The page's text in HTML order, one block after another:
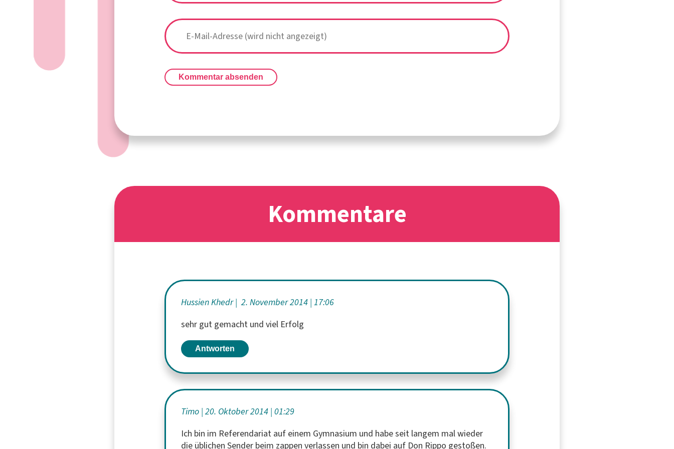
Kommentar absenden
Kommentare
Hussien Khedr 2. November 2014 17:06
sehr gut gemacht und viel Erfolg
Antworten
Timo 20. Oktober 2014 01:29
Ich bin im Referendariat auf einem Gymnasium und habe seit langem mal wieder
die üblichen Sender beim zappen verlassen und bin dabei auf Don Rippo gestoßen.